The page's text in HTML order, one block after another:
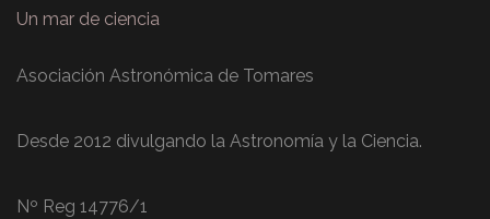
Un mar de ciencia
Asociación Astronómica de Tomares
Desde 2012 divulgando la Astronomía y la Ciencia.
Nº Reg 14776/1